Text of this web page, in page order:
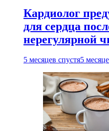
Кардиолог
для сердца
нерегулярной
5 месяцев спустя5